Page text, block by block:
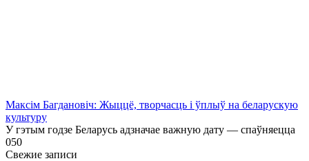
Максім Багдановіч: Жыццё, творчасць і ўплыў на беларускую
культуру
У гэтым годзе Беларусь адзначае важную дату — спаўняецца
050
Свежие записи